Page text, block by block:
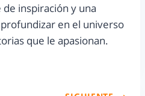
de inspiración y una
en el universo
que le apasionan.